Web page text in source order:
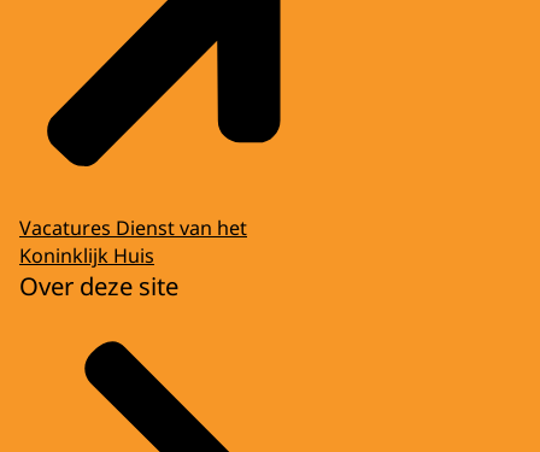
Vacatures Dienst van het
Koninklijk Huis
Over deze site